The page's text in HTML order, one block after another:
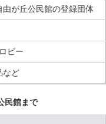
由が丘公民館の登録団体
ビー
など
民館まで